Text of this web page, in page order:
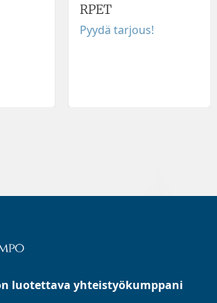
RPET
Pyydä tarjous!
luotettava yhteistyökumppani